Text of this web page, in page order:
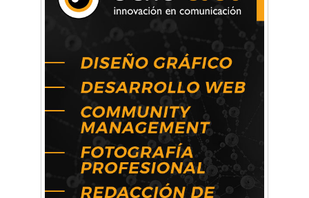
Música, teatro, yoga, danza y mucho más:
Conocé todos los talleres para aprender y